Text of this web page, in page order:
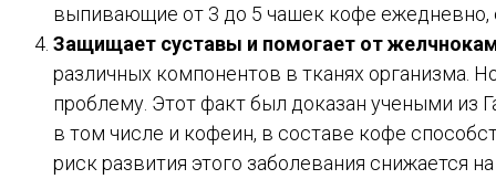
выпивающие от 3 до 5 чашек кофе ежедневно,
Защищает суставы и помогает от
различных компонентов в тканях организма.
проблему. Этот факт был доказан учеными
в том числе и кофеин, в составе кофе
риск развития этого заболевания снижается